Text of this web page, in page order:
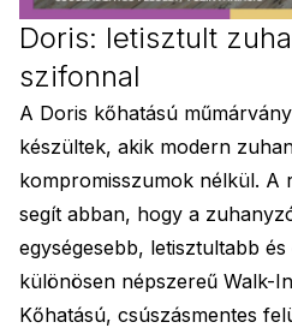
Doris: letisztult
szifonnal
A Doris kőhatású
készültek, akik modern
kompromisszumok nélkül. A
segít abban, hogy a
egységesebb, letisztultabb
különösen népszereű Walk-
Kőhatású, csúszásmentes